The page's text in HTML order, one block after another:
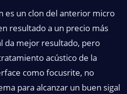
es un clon del anterior micro
resultado a un precio más
da mejor resultado, pero
acústico de la
como focusrite, no
para alcanzar un buen sigal